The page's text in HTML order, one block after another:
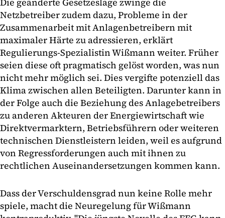
Netzbetreiber zudem dazu, Probleme in der
Zusammenarbeit mit Anla­genbetreibern mit
maximaler Härte zu adressieren, erklärt
Regulierungs-Spezialistin Wißmann weiter. Früher
seien diese oft pragmatisch gelöst worden, was nun
nicht mehr möglich sei. Dies vergifte potenziell das
Klima zwischen allen Beteiligten. Darunter kann in
der Folge auch die Beziehung des Anlagebetreibers
zu anderen Akt­euren der Energiewirtschaft wie
Direktvermarktern, Betriebsführern oder weiteren
tech­nischen Dienstleistern leiden, weil es aufgrund
von Regressforderungen auch mit ihnen zu
rechtlichen Aus­einandersetzungen kommen kann.
Dass der Verschuldensgrad nun keine Rolle mehr
spiele, macht die Neuregelung für Wißmann